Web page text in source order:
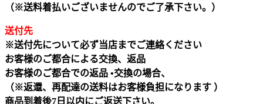
（※送料着払いございませんのでご了承下さい。）
送付先
※送付先について必ず当店までご連絡ください
お客様のご都合による交換、返品
お客様のご都合での返品 •交換の場合、
（※返還、再配達の送料はお客様負担になります ）
商品到着後7日以内にご返送下さい。